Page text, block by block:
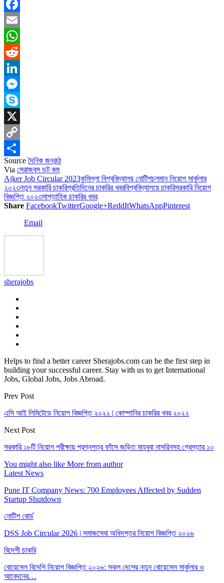
Facebook
Email
WhatsApp
Reddit
LinkedIn
Messenger
Skype
X
Copy
Link
Share
Source দৈনিক জনকন্ঠ
Via সেরাজবস ডট কম
Ajker Job Circular 2023কুমিল্লা বিশ্ববিদ্যালয় নোটিশচলমান নিয়োগ সার্কুলার
২০২৩নতুন সরকারি চাকরিপ্রতিদিনের চাকরির খবরবিশ্ববিদ্যালয়ে চাকরিসরকারি নিয়োগ
বিজ্ঞপ্তি ২০২৩সাপ্তাহিক চাকরির খবর
Share FacebookTwitterGoogle+ReddItWhatsAppPinterest
Email
sherajobs
Helps to find a better career Sherajobs.com can be the first step in
building your successful career. Stay with us to get International
Jobs, Global Jobs, Jobs Abroad.
Prev Post
এসি আই লিমিটেডে নিয়োগ বিজ্ঞপ্তি ২০২২ | কোম্পানির চাকরির খবর ২০২২
Next Post
সরকারি ১৮টি নিয়োগ পরীক্ষায় প্রশ্নপত্র ফাঁসে জড়িত মাহবুবা নাসরিনসহ গ্রেপ্তার ১০
You might also like More from author
Latest News
Pune IT Company News: 700 Employees Affected by Sudden
Startup Shutdown
নোটিশ বোর্ড
DSS Job Circular 2026 | সমাজসেবা অধিদপ্তর নিয়োগ বিজ্ঞপ্তি ২০২৬
বিদেশী চাকরি
বোয়েসেল বিদেশি নিয়োগ বিজ্ঞপ্তি ২০২৬: সকল দেশের নতুন বোয়েসেল সার্কুলার ও
আবেদনের…